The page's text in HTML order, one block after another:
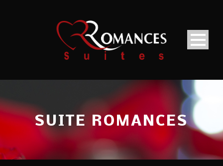
SUITE ROMANCES